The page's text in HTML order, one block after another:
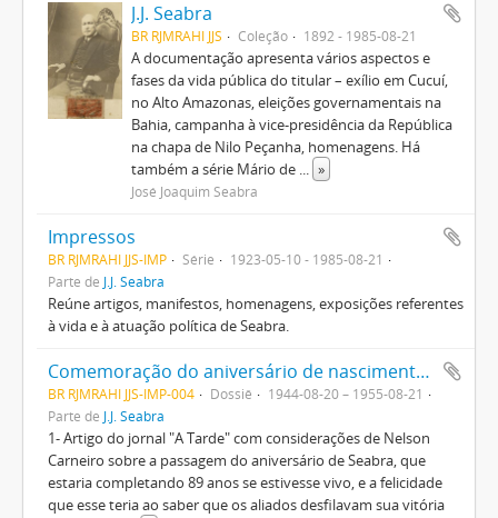
J.J. Seabra
BR RJMRAHI JJS Coleção 1892 - 1985-08-21
A documentação apresenta vários aspectos e
fases da vida pública do titular – exílio em Cucuí,
no Alto Amazonas, eleições governamentais na
Bahia, campanha à vice-presidência da República
na chapa de Nilo Peçanha, homenagens. Há
também a série Mário de ... »
José Joaquim Seabra
Impressos
BR RJMRAHI JJS-IMP Série
1923-05-10 - 1985-08-21
Parte de J.J. Seabra
Reúne artigos, manifestos, homenagens, exposições referentes
à vida e à atuação política de Seabra.
Comemoração do aniversário de nascimento de J.J. Seabra
BR RJMRAHI JJS-IMP-004 Dossiê
1944-08-20 – 1955-08-21
Parte de J.J. Seabra
1- Artigo do jornal "A Tarde" com considerações de Nelson
Carneiro sobre a passagem do aniversário de Seabra, que
estaria completando 89 anos se estivesse vivo, e a felicidade
que esse teria ao saber que os aliados desfilavam sua vitória